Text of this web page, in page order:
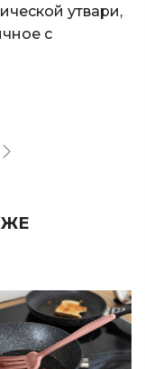
утвари,
с